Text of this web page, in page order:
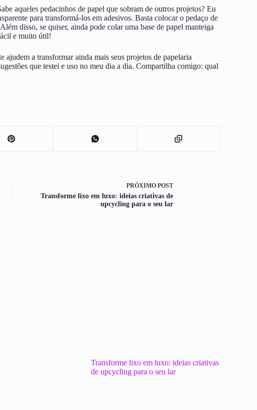
aqueles pedacinhos de papel que sobram de outros projetos? Eu
para transformá-los em adesivos. Basta colocar o pedaço de
disso, se quiser, ainda pode colar uma base de papel manteiga
e muito útil!
ajudem a transformar ainda mais seus projetos de papelaria
que testei e uso no meu dia a dia. Compartilha comigo: qual
PRÓXIMO POST
Transforme lixo em luxo: ideias criativas de
upcycling para o seu lar
Transforme lixo em luxo: ideias criativas
de upcycling para o seu lar